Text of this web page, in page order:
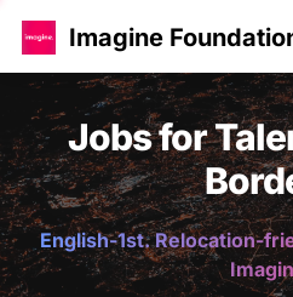
Imagine
Jobs for
English-1st. Relocation-